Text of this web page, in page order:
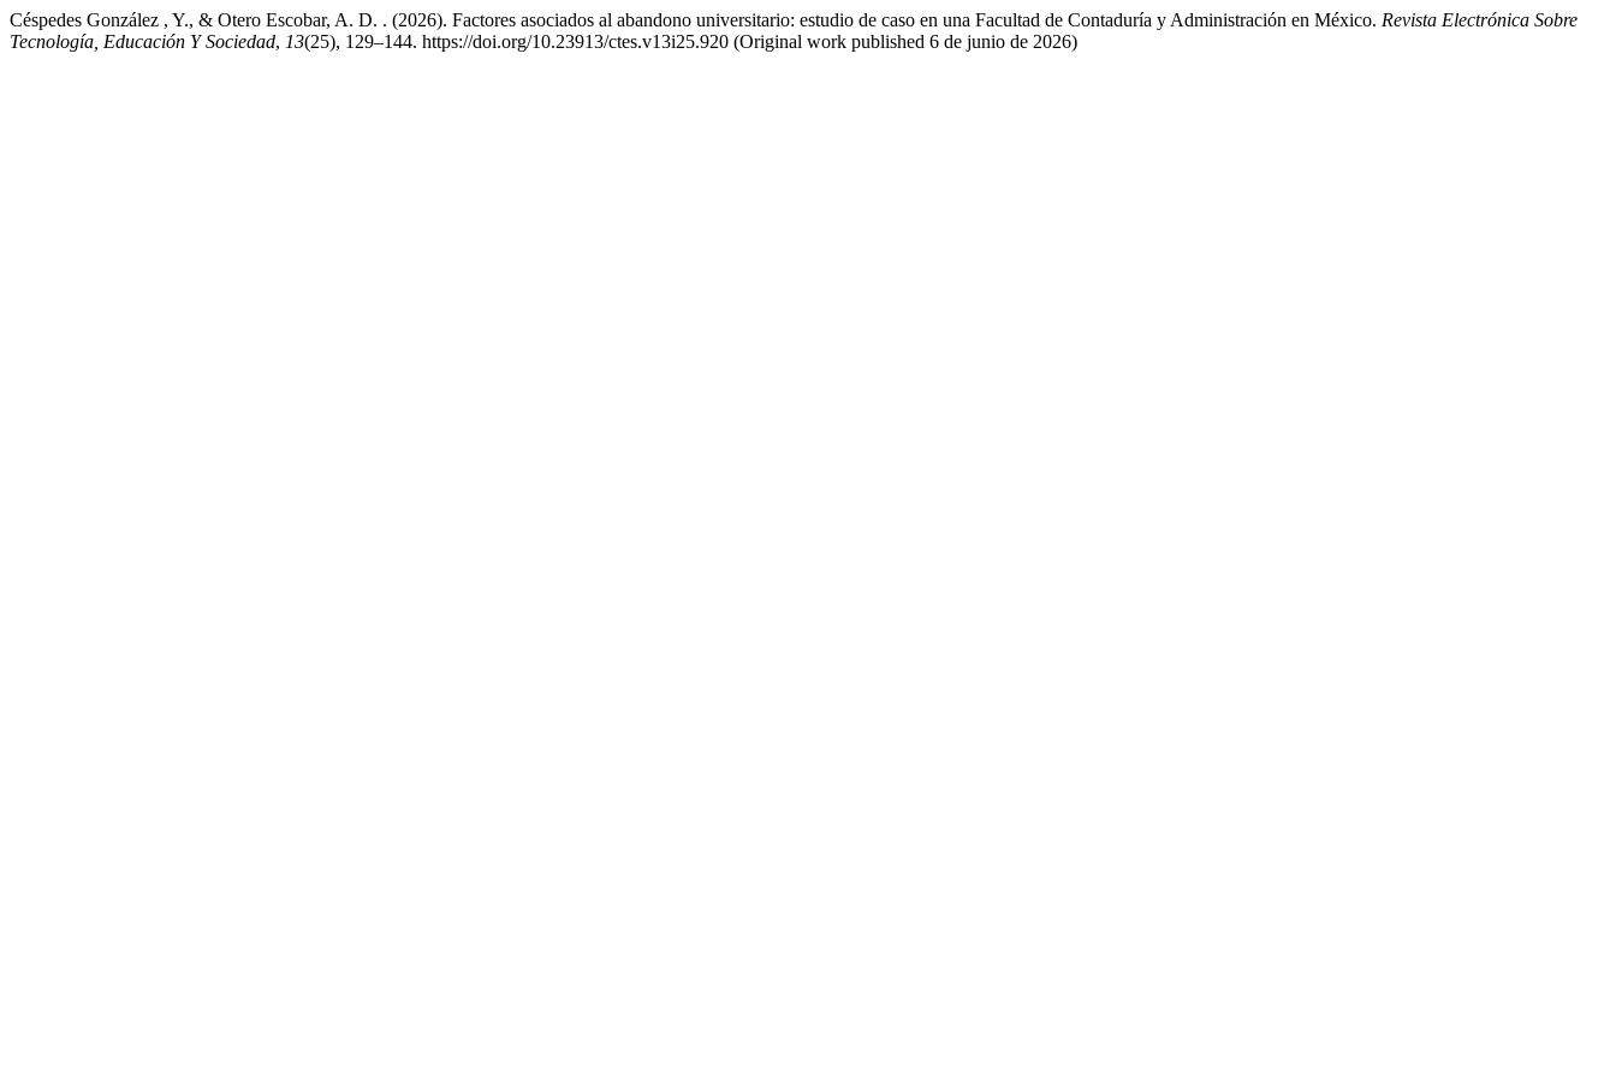
Céspedes González , Y., & Otero Escobar, A. D. . (2026). Factores asociados al abandono universitario: estudio de caso en una Facultad de Contaduría y Administración en México. Revista Electrónica Sobre
Tecnología, Educación Y Sociedad, 13(25), 129–144. https://doi.org/10.23913/ctes.v13i25.920 (Original work published 6 de junio de 2026)